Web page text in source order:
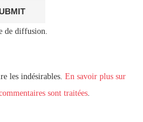
de diffusion.
les indésirables. En savoir plus sur
sont traitées.